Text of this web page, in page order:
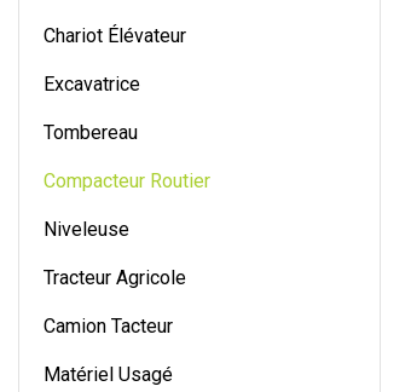
Chariot Élévateur
Excavatrice
Tombereau
Compacteur Routier
Niveleuse
Tracteur Agricole
Camion Tacteur
Matériel Usagé